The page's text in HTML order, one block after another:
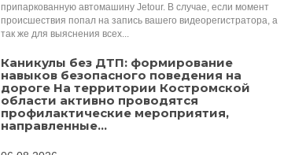
припаркованную автомашину Jetour. В случае, если момент
происшествия попал на запись вашего видеорегистратора, а
так же для выяснения всех...
Каникулы без ДТП: формирование
навыков безопасного поведения на
дороге На территории Костромской
области активно проводятся
профилактические мероприятия,
направленные...